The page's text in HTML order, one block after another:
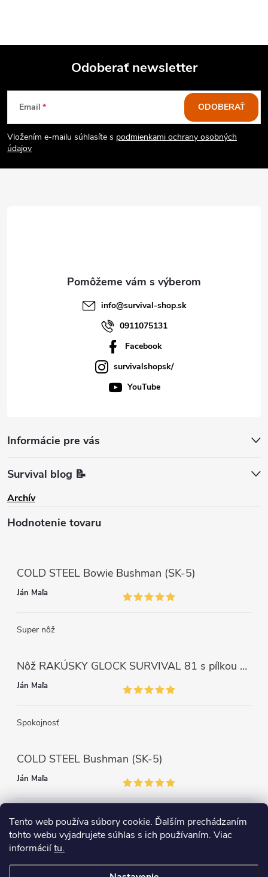
Tento web používa súbory cookie. Ďalším prechádzaním
tohto webu vyjadrujete súhlas s ich používaním. Viac
informáciítu.
Z
á
p
Odoberať newsletter
Email
Vložením e-mailu súhlasíte s podmienkami ochrany osobných
údajov
ODOBERAŤ
info@survival-shop.sk
0911075131
Facebook
survivalshopsk/
YouTube
Informácie pre vás
Survival blog 📝
Archív
Hodnotenie tovaru
COLD STEEL Bowie Bushman (SK-5)
Ján Maľa
Super nôž
Nôž RAKÚSKY GLOCK SURVIVAL 81 s pílkou ZELENÝ
Ján Maľa
Spokojnosť
COLD STEEL Bushman (SK-5)
Ján Maľa
Môžem len povedať super,super a super nôž